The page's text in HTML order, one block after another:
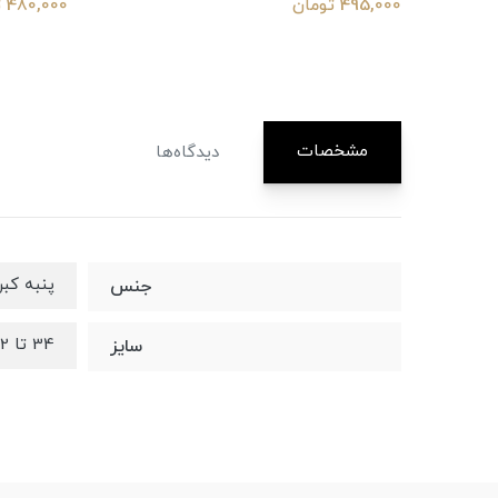
495,000 تومان
480,000 تومان
مشخصات دیدگاه‌ها
جنس پنبه
سایز 34 تا 42